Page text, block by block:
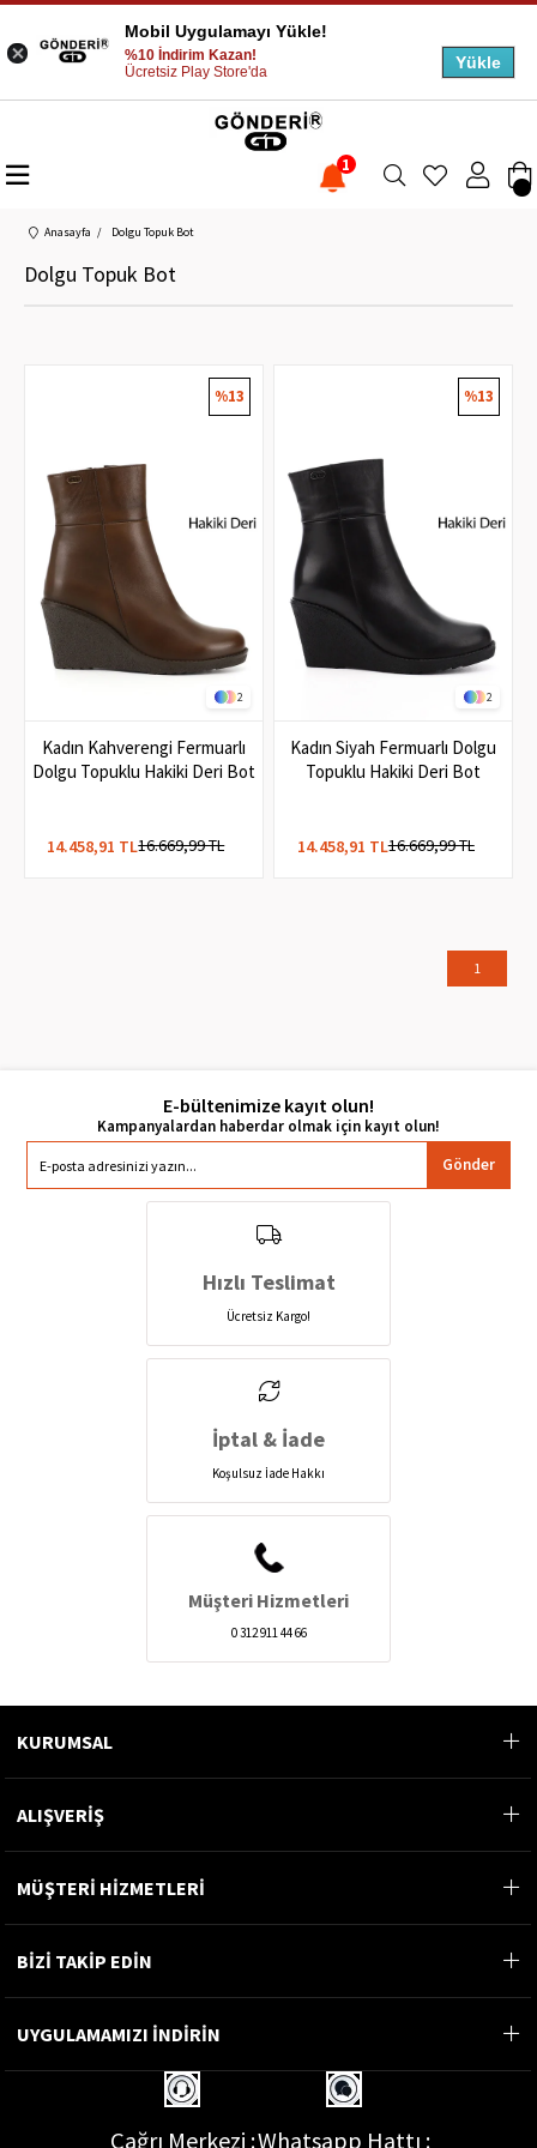
1
Anasayfa Dolgu Topuk Bot
Dolgu Topuk Bot
2
Kadın Kahverengi Fermuarlı
Dolgu Topuklu Hakiki Deri Bot
14.458,91 TL16.669,99 TL
%13
2
Kadın Siyah Fermuarlı Dolgu
Topuklu Hakiki Deri Bot
14.458,91 TL16.669,99 TL
%13
1
E-bültenimize kayıt olun!
Gönder
Hızlı Teslimat
Ücretsiz Kargo!
İptal & İade
Koşulsuz İade Hakkı
Müşteri Hizmetleri
0 312 911 44 66
KURUMSAL
ALIŞVERİŞ
MÜŞTERİ HİZMETLERİ
BİZİ TAKİP EDİN
UYGULAMAMIZI İNDİRİN
Çağrı Merkezi :Whatsapp Hattı :
Mobil Uygulamayı Yükle!
%10 İndirim Kazan!
Ücretsiz Play Store'da
Yükle